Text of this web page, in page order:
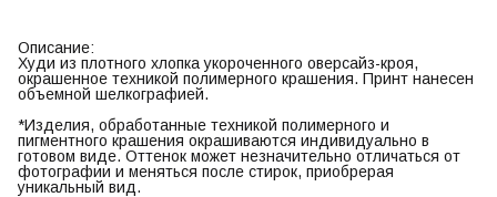
Описание:
Худи из плотного хлопка укороченного оверсайз-кроя,
окрашенное техникой полимерного крашения. Принт нанесен
объемной шелкографией.
*Изделия, обработанные техникой полимерного и
пигментного крашения окрашиваются индивидуально в
готовом виде. Оттенок может незначительно отличаться от
фотографии и меняться после стирок, приобрерая
уникальный вид.